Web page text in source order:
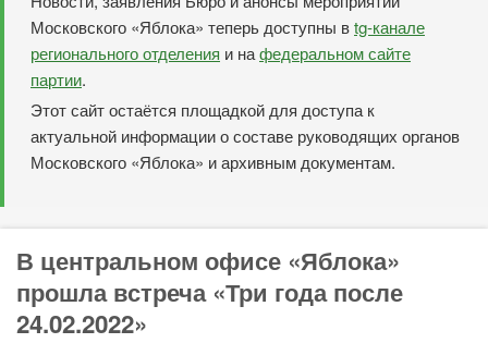
Московского «Яблока» теперь доступны вtg-канале
регионального отделения и нафедеральном сайте
партии.
Этот сайт остаётся площадкой для доступа к
актуальной информации о составе руководящих органов
Московского «Яблока» и архивным документам.
В центральном офисе «Яблока»
прошла встреча «Три года после
24.02.2022»